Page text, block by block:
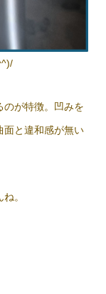
のが特徴。凹みを
面と違和感が無い
。